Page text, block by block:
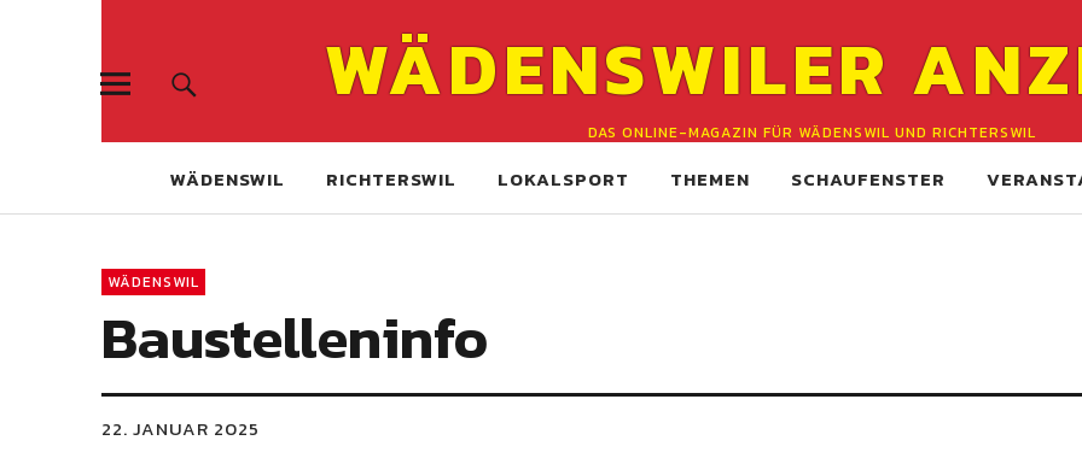
WÄDENSWILER
DAS ONLINE-MAGAZIN FÜR WÄDENSWIL UND RICHTERSWIL
WÄDENSWIL RICHTERSWIL LOKALSPORT THEMEN SCHAUFENSTER
WÄDENSWIL
Baustelleninfo
22. JANUAR 2025